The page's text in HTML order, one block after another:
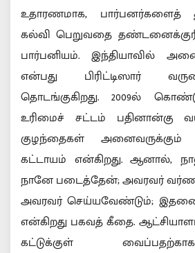
உதாரணமாக, பார்பனர்களைத்
கல்வி பெறுவதை
பார்பனியம். இந்தியாவில்
என்பது பிரிட்டிஸார்
தொடங்குகிறது. 2009ல்
உரிமைச் சட்டம் பதினான்கு
குழந்தைகள்
கட்டாயம் என்கிறது. ஆனால்,
நானே படைத்தேன்; அவரவர்
அவரவர் செய்யவேண்டும்; இதனை
என்கிறது பகவத் கீதை.
கட்டுக்குள்